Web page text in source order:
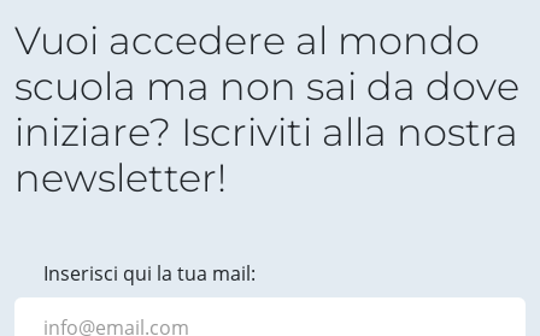
Vuoi accedere al mondo
scuola ma non sai da dove
iniziare? Iscriviti alla nostra
newsletter!
Inserisci qui la tua mail: